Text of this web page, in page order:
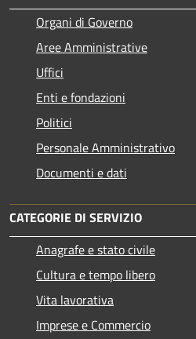
Organi di Governo
Aree Amministrative
Uffici
Enti e fondazioni
Politici
Personale Amministrativo
Documenti e dati
CATEGORIE DI SERVIZIO
Anagrafe e stato civile
Cultura e tempo libero
Vita lavorativa
Imprese e Commercio